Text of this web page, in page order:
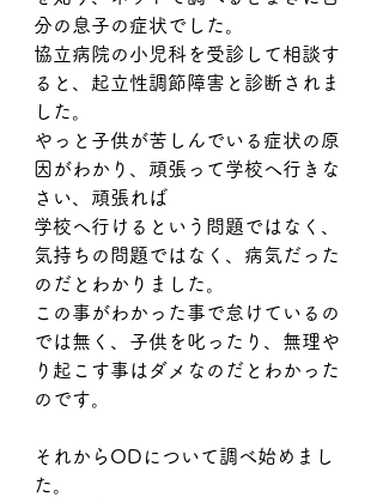
分の息子の症状でした。
協立病院の小児科を受診して相談す
ると、起立性調節障害と診断されま
した。
やっと子供が苦しんでいる症状の原
因がわかり、頑張って学校へ行きな
さい、頑張れば
学校へ行けるという問題ではなく、
気持ちの問題ではなく、病気だった
のだとわかりました。
この事がわかった事で怠けているの
では無く、子供を叱ったり、無理や
り起こす事はダメなのだとわかった
のです。
それからODについて調べ始めまし
た。